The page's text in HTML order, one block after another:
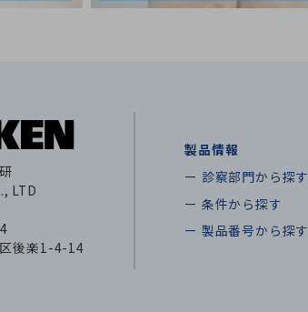
LTD
後楽1-4-14
製品情報
ー 診察部門から探す
ー 条件から探す
ー 製品番号から探す